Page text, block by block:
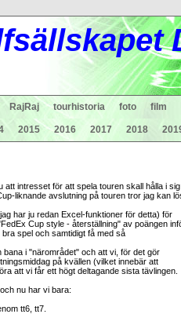
fsällskapet
RajRaj tourhistoria foto film
2015 2016 2017 2018
att intresset för att spela touren skall hålla i
liknande avslutning på touren tror jag kan
har ju redan Excel-funktioner för detta) för
Cup style - återställning" av poängen
spel och samtidigt få med så
i "närområdet" och att vi, för det gör
på kvällen (vilket innebär att
att vi får ett högt deltagande sista tävlingen.
nu har vi bara:
tt6, tt7.